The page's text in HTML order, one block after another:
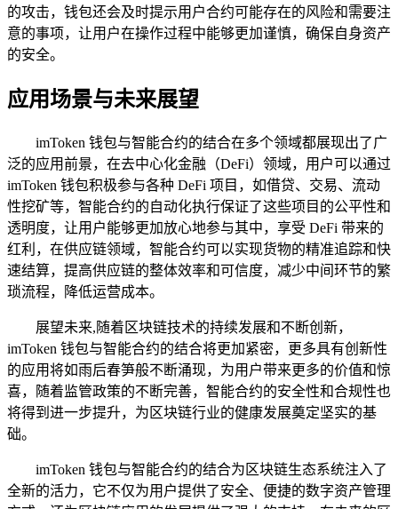
的攻击，钱包还会及时提示用户合约可能存在的风险和需要注
意的事项，让用户在操作过程中能够更加谨慎，确保自身资产
的安全。
应用场景与未来展望
imToken 钱包与智能合约的结合在多个领域都展现出了广
泛的应用前景，在去中心化金融（DeFi）领域，用户可以通过
imToken 钱包积极参与各种 DeFi 项目，如借贷、交易、流动
性挖矿等，智能合约的自动化执行保证了这些项目的公平性和
透明度，让用户能够更加放心地参与其中，享受 DeFi 带来的
红利，在供应链领域，智能合约可以实现货物的精准追踪和快
速结算，提高供应链的整体效率和可信度，减少中间环节的繁
琐流程，降低运营成本。
展望未来,随着区块链技术的持续发展和不断创新，
imToken 钱包与智能合约的结合将更加紧密，更多具有创新性
的应用将如雨后春笋般不断涌现，为用户带来更多的价值和惊
喜，随着监管政策的不断完善，智能合约的安全性和合规性也
将得到进一步提升，为区块链行业的健康发展奠定坚实的基
础。
imToken 钱包与智能合约的结合为区块链生态系统注入了
全新的活力，它不仅为用户提供了安全、便捷的数字资产管理